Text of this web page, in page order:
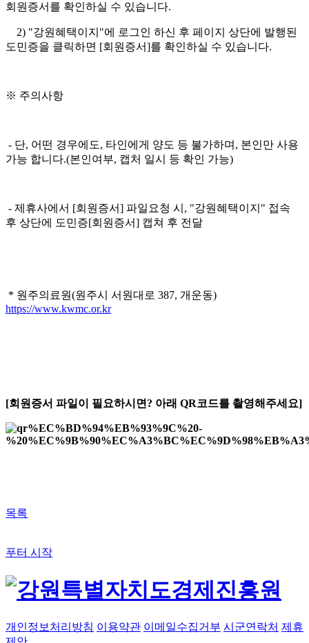
회원증서를 확인하실 수 있습니다.
2) "강원혜택이지"에 로그인 하신 후 페이지 상단에 발행된
도민증을 클릭하면 [회원증서]를 확인하실 수 있습니다.
※ 주의사항
- 단, 어떤 경우에도, 타인에게 양도 등 불가하며, 본인만 사용
가능 합니다.(본인여부, 캡처 일시 등 확인 가능)
- 제휴사에서 [회원증서] 파일요청 시, "강원혜택이지" 접속
후 상단에 도민증[회원증서] 캡쳐 후 전달
* 원주의료원(원주시 서원대로 387, 개운동)
https://www.kwmc.or.kr
[회원증서 파일이 필요하시면? 아래 QR코드를 촬영해주세요]
목록
푸터 시작
개인정보처리방침 이용약관 이메일수집거부 시군연락처 제휴